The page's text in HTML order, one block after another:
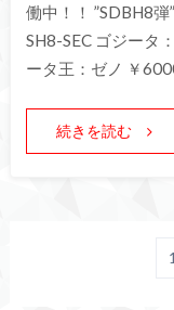
働中！！
SH8-SEC ゴジー
ータ王：ゼノ ￥
続きを読む
1